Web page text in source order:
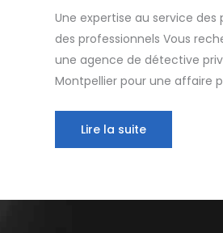
Une expertise au service des
des professionnels Vous
une agence de détective
Montpellier pour une affaire
Lire la suite